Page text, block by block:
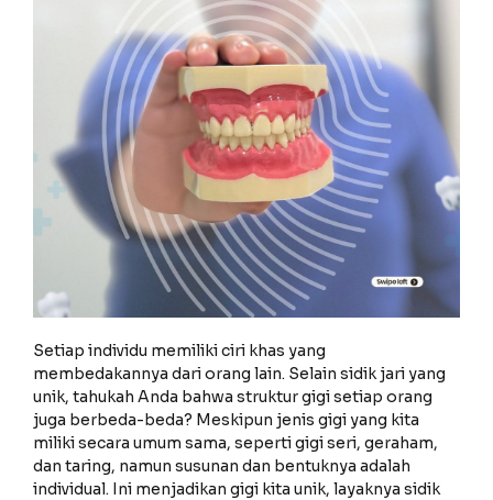
Setiap individu memiliki ciri khas yang
membedakannya dari orang lain. Selain sidik jari yang
unik, tahukah Anda bahwa struktur gigi setiap orang
juga berbeda-beda? Meskipun jenis gigi yang kita
miliki secara umum sama, seperti gigi seri, geraham,
dan taring, namun susunan dan bentuknya adalah
individual. Ini menjadikan gigi kita unik, layaknya sidik